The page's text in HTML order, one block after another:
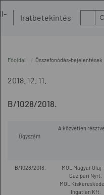
Iratbetekintés
Főoldal Összefonódás-bejelentések
2018. 12. 11.
B/1028/2018.
Ügyszám
A közvetlen
B/1028/2018.
MOL Magyar
Gázipari Nyrt.
MOL
Ingatlan Kft.